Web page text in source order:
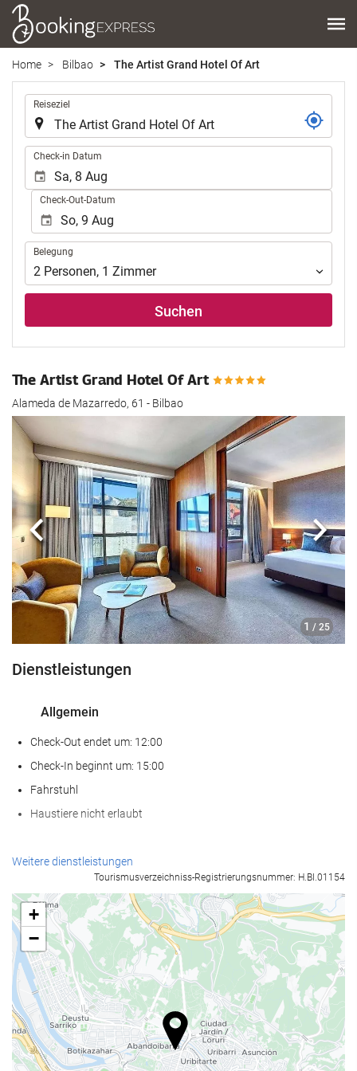
Home Bilbao The Artist Grand Hotel Of Art
Reiseziel
Check-in Datum
Check-Out-Datum
Belegung
Belegung
2 Personen, 1 Zimmer
Suchen
The Artist Grand Hotel Of Art
Alameda de Mazarredo, 61 - Bilbao
1 / 25
Zurück
Dienstleistungen
Allgemein
Check-Out endet um: 12:00
Check-In beginnt um: 15:00
Fahrstuhl
Haustiere nicht erlaubt
Wellness
Dampfbad/Türkisches Bad
Sauna
Fitnessraum
Nahrungsmittel und Getränke
À-la-carte-Restaurant
Bar
Weitere dienstleistungen
Tourismusverzeichniss-Registrierungsnummer: H.BI.01154
+
−